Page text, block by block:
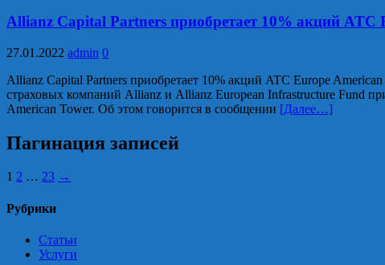
Allianz Capital Partners приобретает 10% акций ATC
27.01.2022 admin 0
Allianz Capital Partners приобретает 10% акций ATC Europe
страховых компаний Allianz и Allianz European Infrastructure Fund
American Tower. Об этом говорится в сообщении [Далее…]
Пагинация записей
1 2 … 23 →
Рубрики
Статьи
Услуги